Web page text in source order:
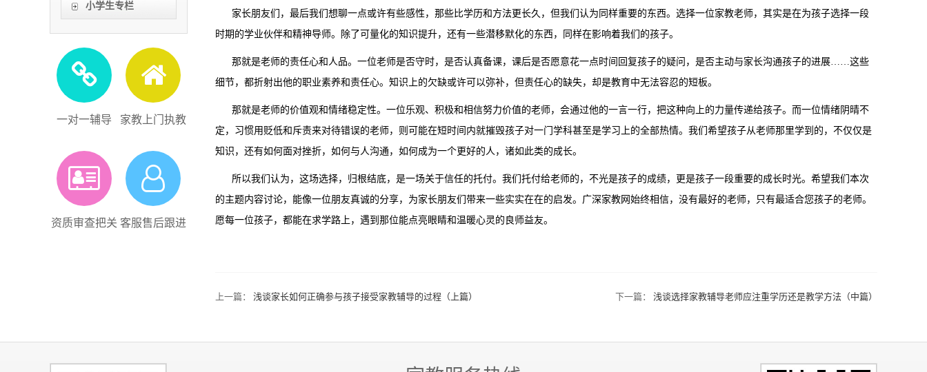
小学生专栏
一对一辅导 家教上门执教
资质审查把关 客服售后跟进
家长朋友们，最后我们想聊一点或许有些感性，那些比学历和方法更长久，但我们认为同样重要的东西。选择一位家教老师，其实是在为孩子选择一段
时期的学业伙伴和精神导师。除了可量化的知识提升，还有一些潜移默化的东西，同样在影响着我们的孩子。
那就是老师的责任心和人品。一位老师是否守时，是否认真备课，课后是否愿意花一点时间回复孩子的疑问，是否主动与家长沟通孩子的进展……这些
细节，都折射出他的职业素养和责任心。知识上的欠缺或许可以弥补，但责任心的缺失，却是教育中无法容忍的短板。
那就是老师的价值观和情绪稳定性。一位乐观、积极和相信努力价值的老师，会通过他的一言一行，把这种向上的力量传递给孩子。而一位情绪阴晴不
定，习惯用贬低和斥责来对待错误的老师，则可能在短时间内就摧毁孩子对一门学科甚至是学习上的全部热情。我们希望孩子从老师那里学到的，不仅仅是
知识，还有如何面对挫折，如何与人沟通，如何成为一个更好的人，诸如此类的成长。
所以我们认为，这场选择，归根结底，是一场关于信任的托付。我们托付给老师的，不光是孩子的成绩，更是孩子一段重要的成长时光。希望我们本次
的主题内容讨论，能像一位朋友真诚的分享，为家长朋友们带来一些实实在在的启发。广深家教网始终相信，没有最好的老师，只有最适合您孩子的老师。
愿每一位孩子，都能在求学路上，遇到那位能点亮眼睛和温暖心灵的良师益友。
上一篇： 浅谈家长如何正确参与孩子接受家教辅导的过程（上篇） 下一篇： 浅谈选择家教辅导老师应注重学历还是教学方法（中篇）